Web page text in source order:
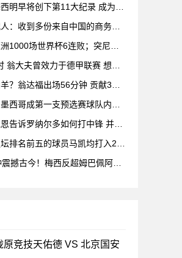
明早将创下第11大纪录 成为历
：收到多份来自中国的商务邀
1000场世界杯6连败；突尼斯
翁大夫曾效力于德甲联赛 想要
？翁达福出场56分钟 贡献3球2
西哥成第一支预选赛球队内马
告诉罗纳尔多如何打中锋 并举
排名前五的球员马凯均打入2球
撼古今！梅西反超姆巴佩阿根
原竞技天佑德 VS 北京国安